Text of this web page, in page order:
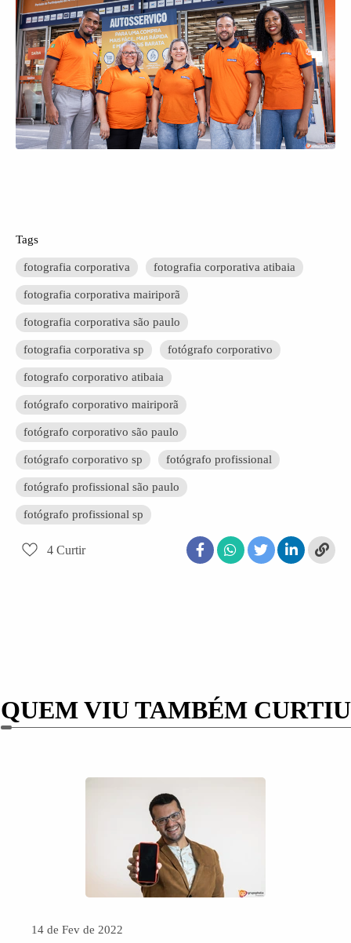
Tags
fotografia corporativa fotografia corporativa atibaia
fotografia corporativa mairiporã
fotografia corporativa são paulo
fotografia corporativa sp fotógrafo corporativo
fotografo corporativo atibaia
fotógrafo corporativo mairiporã
fotógrafo corporativo são paulo
fotógrafo corporativo sp fotógrafo profissional
fotógrafo profissional são paulo
fotógrafo profissional sp
4 Curtir
QUEM VIU TAMBÉM CURTIU
14 de Fev de 2022